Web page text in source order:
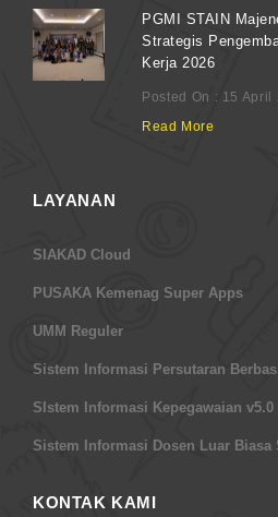
PGMI STAIN
Strategis
Kerja 2026
Posted On : 15 April
Read More
LAYANAN
SIAKAD Cloud
PUSAKA Kemenag Super Apps
UMM Reguler
Sistem Informasi Persutaran
SIstem Informasi Kepegawaian v5.0
Sistem Informasi Dosen Luar Biasa
KONTAK KAMI